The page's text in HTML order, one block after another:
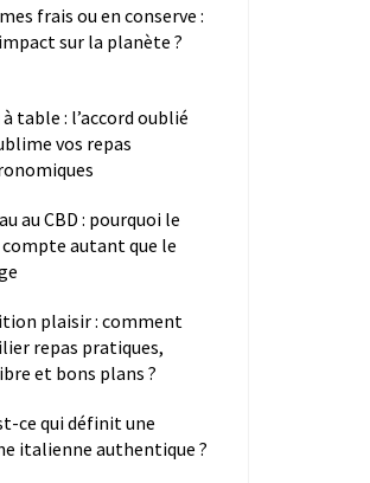
frais ou en conserve :
sur la planète ?
à table : l’accord oublié
vos repas
au CBD : pourquoi le
autant que le
plaisir : comment
repas pratiques,
et bons plans ?
ce qui définit une
italienne authentique ?